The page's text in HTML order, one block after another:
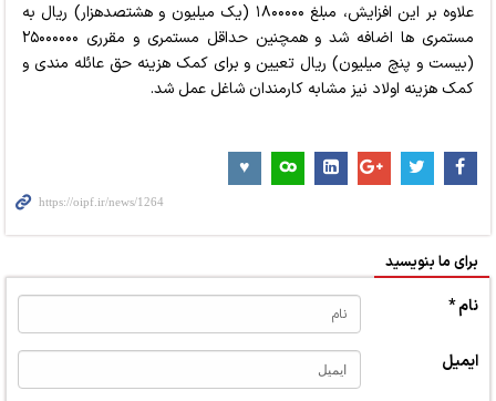
علاوه بر این افزایش، مبلغ ۱۸۰۰۰۰۰ (یک میلیون و هشتصدهزار) ریال به
مستمری ها اضافه شد و همچنین حداقل مستمری و مقرری ۲۵۰۰۰۰۰۰
(بیست و پنچ میلیون) ریال تعیین و برای کمک هزینه حق عائله مندی و
کمک هزینه اولاد نیز مشابه کارمندان شاغل عمل شد.
برای ما بنویسید
نام *
ایمیل